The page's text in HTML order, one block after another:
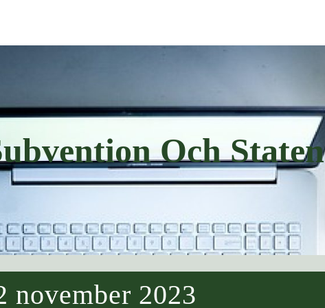
Och Staten
november 2023